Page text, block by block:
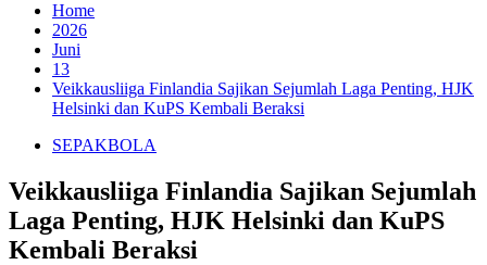
Home
2026
Juni
13
Veikkausliiga Finlandia Sajikan Sejumlah Laga Penting, HJK
Helsinki dan KuPS Kembali Beraksi
SEPAKBOLA
Veikkausliiga Finlandia Sajikan Sejumlah
Laga Penting, HJK Helsinki dan KuPS
Kembali Beraksi